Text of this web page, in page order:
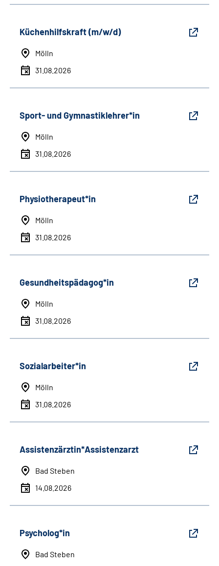
Küchenhilfskraft (m/w/d)
Mölln
31.08.2026
Sport- und Gymnastiklehrer*in
Mölln
31.08.2026
Physiotherapeut*in
Mölln
31.08.2026
Gesundheitspädagog*in
Mölln
31.08.2026
Sozialarbeiter*in
Mölln
31.08.2026
Assistenzärztin*Assistenzarzt
Bad Steben
14.08.2026
Psycholog*in
Bad Steben